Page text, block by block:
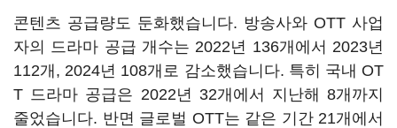
콘텐츠 공급량도 둔화했습니다. 방송사와 OTT 사업
자의 드라마 공급 개수는 2022년 136개에서 2023년
112개, 2024년 108개로 감소했습니다. 특히 국내 OT
T 드라마 공급은 2022년 32개에서 지난해 8개까지
줄었습니다. 반면 글로벌 OTT는 같은 기간 21개에서